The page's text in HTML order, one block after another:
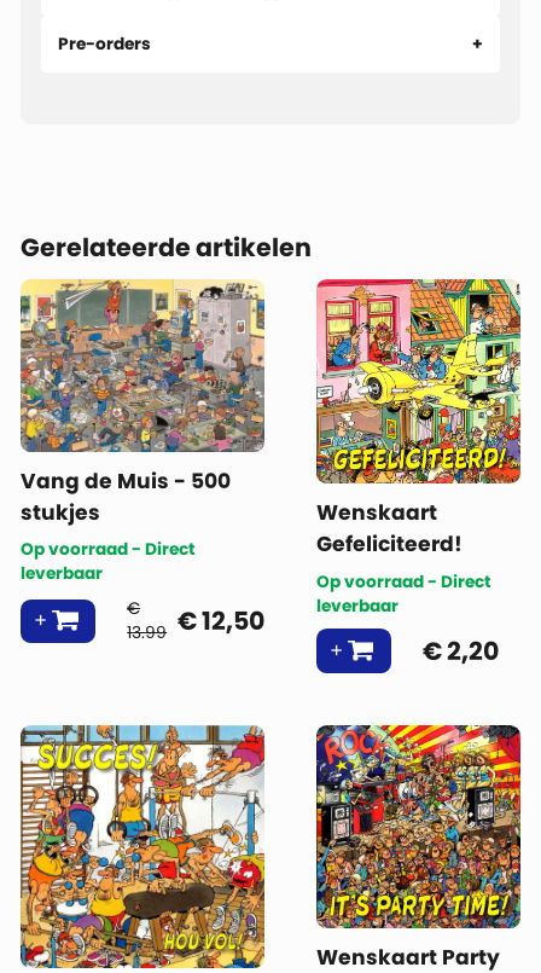
Pre-orders
Gerelateerde artikelen
Vang de Muis - 500
stukjes
Op voorraad - Direct
leverbaar
€
13.99 €12,50
Wenskaart
Gefeliciteerd!
Op voorraad - Direct
leverbaar
€2,20
Wenskaart Party